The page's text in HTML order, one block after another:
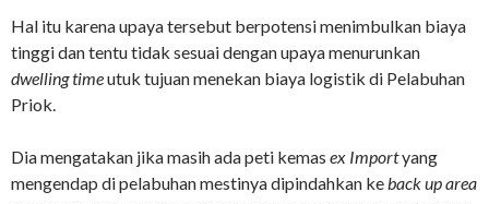
Hal itu karena upaya tersebut berpotensi menimbulkan biaya
tinggi dan tentu tidak sesuai dengan upaya menurunkan
dwelling timeutuk tujuan menekan biaya logistik di Pelabuhan
Priok.
Dia mengatakan jika masih ada peti kemas ex Importyang
mengendap di pelabuhan mestinya dipindahkan keback up area